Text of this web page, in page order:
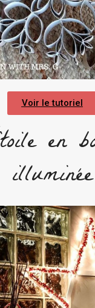
Voir le tutoriel
en
illuminée